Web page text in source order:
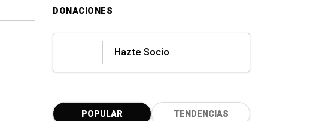
DONACIONES
Hazte Socio
POPULAR TENDENCIAS